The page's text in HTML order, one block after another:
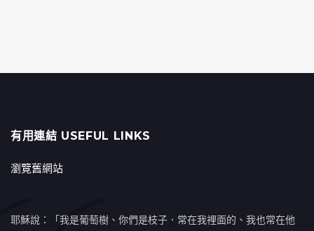
有用連結 USEFUL LINKS
瀏覽舊網站
耶穌說：「我是葡萄樹、你們是枝子．常在我裡面的、我也常在他